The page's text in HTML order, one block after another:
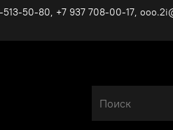
50-80, ‪+7 937 708-00-17,